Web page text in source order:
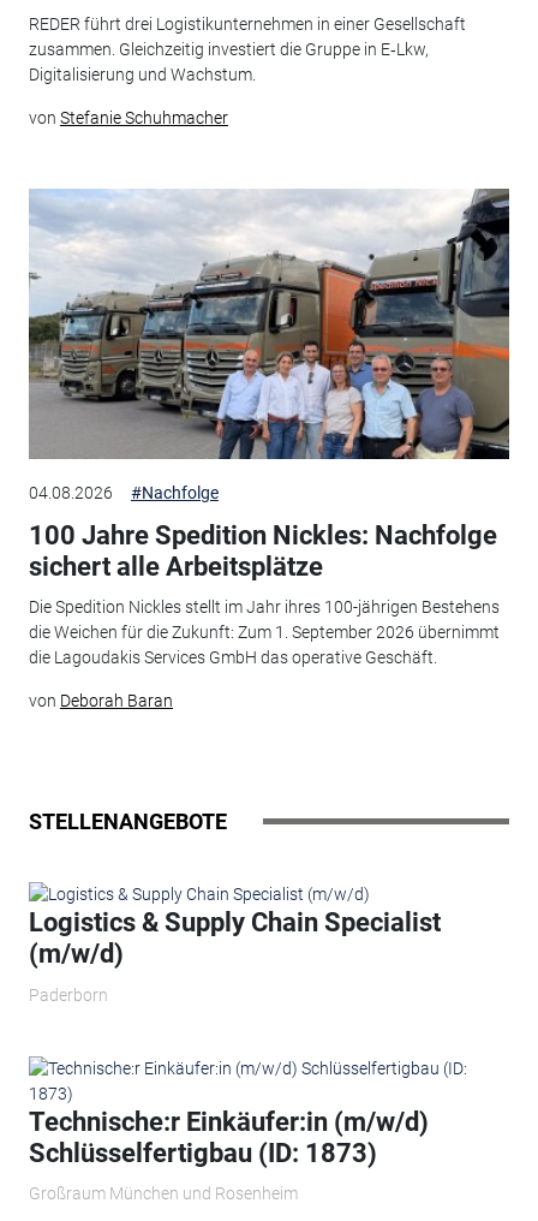
REDER führt drei Logistikunternehmen in einer Gesellschaft
zusammen. Gleichzeitig investiert die Gruppe in E‑Lkw,
Digitalisierung und Wachstum.
von Stefanie Schuhmacher
04.08.2026 #Nachfolge
100 Jahre Spedition Nickles: Nachfolge
sichert alle Arbeitsplätze
Die Spedition Nickles stellt im Jahr ihres 100-jährigen Bestehens
die Weichen für die Zukunft: Zum 1. September 2026 übernimmt
die Lagoudakis Services GmbH das operative Geschäft.
von Deborah Baran
STELLENANGEBOTE
Logistics & Supply Chain Specialist
(m/w/d)
Paderborn
Technische:r Einkäufer:in (m/w/d)
Schlüsselfertigbau (ID: 1873)
Großraum München und Rosenheim